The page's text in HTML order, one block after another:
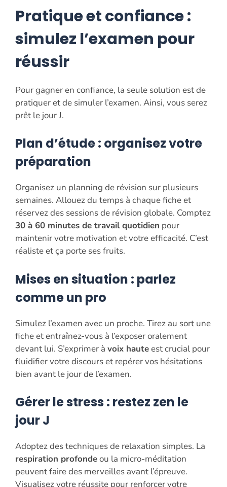
Pratique et confiance :
simulez l’examen pour
réussir
Pour gagner en confiance, la seule solution est de
pratiquer et de simuler l’examen. Ainsi, vous serez
prêt le jour J.
Plan d’étude : organisez votre
préparation
Organisez un planning de révision sur plusieurs
semaines. Allouez du temps à chaque fiche et
réservez des sessions de révision globale. Comptez
30 à 60 minutes de travail quotidien pour
maintenir votre motivation et votre efficacité. C’est
réaliste et ça porte ses fruits.
Mises en situation : parlez
comme un pro
Simulez l’examen avec un proche. Tirez au sort une
fiche et entraînez-vous à l’exposer oralement
devant lui. S’exprimer à voix hauteest crucial pour
fluidifier votre discours et repérer vos hésitations
bien avant le jour de l’examen.
Gérer le stress : restez zen le
jour J
Adoptez des techniques de relaxation simples. La
respiration profondeou la micro-méditation
peuvent faire des merveilles avant l’épreuve.
Visualisez votre réussite pour renforcer votre